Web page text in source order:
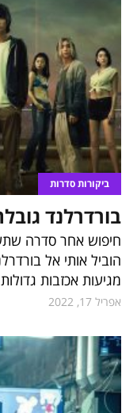
ביקורות סדרות
בורדרלנד
חיפוש אחר סדרה
הוביל אותי אל
מגיעות אכזבות גדולות
אפריל 17, 2022